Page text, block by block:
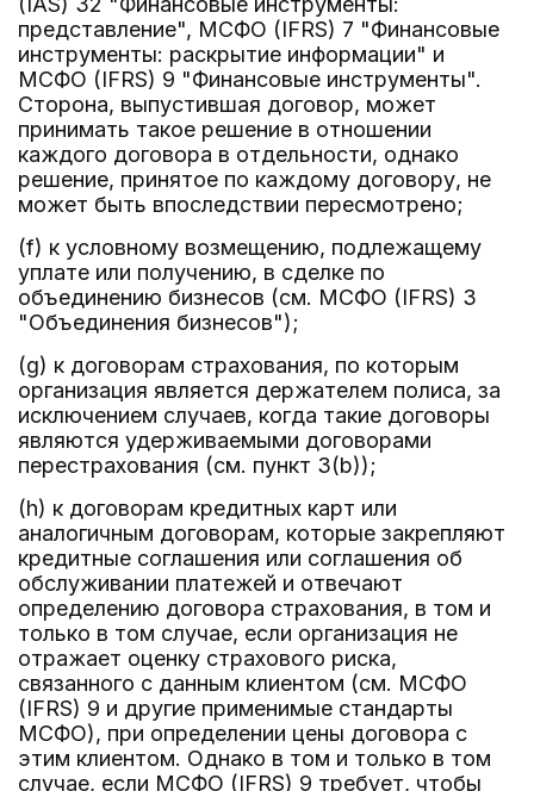
представление", МСФО (IFRS) 7 "Финансовые
инструменты: раскрытие информации" и
МСФО (IFRS) 9 "Финансовые инструменты".
Сторона, выпустившая договор, может
принимать такое решение в отношении
каждого договора в отдельности, однако
решение, принятое по каждому договору, не
может быть впоследствии пересмотрено;
(f) к условному возмещению, подлежащему
уплате или получению, в сделке по
объединению бизнесов (см. МСФО (IFRS) 3
"Объединения бизнесов");
(g) к договорам страхования, по которым
организация является держателем полиса, за
исключением случаев, когда такие договоры
являются удерживаемыми договорами
перестрахования (см. пункт 3(b));
(h) к договорам кредитных карт или
аналогичным договорам, которые закрепляют
кредитные соглашения или соглашения об
обслуживании платежей и отвечают
определению договора страхования, в том и
только в том случае, если организация не
отражает оценку страхового риска,
связанного с данным клиентом (см. МСФО
(IFRS) 9 и другие применимые стандарты
МСФО), при определении цены договора с
этим клиентом. Однако в том и только в том
случае, если МСФО (IFRS) 9 требует, чтобы